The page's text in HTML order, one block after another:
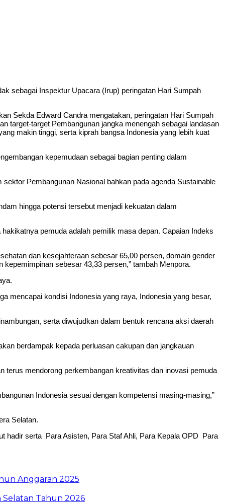
sebagai Inspektur Upacara (Irup) peringatan Hari Sumpah
Sekda Edward Candra mengatakan, peringatan Hari Sumpah
target-target Pembangunan jangka menengah sebagai landasan
makin tinggi, serta kiprah bangsa Indonesia yang lebih kuat
kepemudaan sebagai bagian penting dalam
Pembangunan Nasional bahkan pada agenda Sustainable
hingga potensi tersebut menjadi kekuatan dalam
pemuda adalah pemilik masa depan. Capaian Indeks
dan kesejahteraan sebesar 65,00 persen, domain gender
sebesar 43,33 persen,” tambah Menpora.
mencapai kondisi Indonesia yang raya, Indonesia yang besar,
serta diwujudkan dalam bentuk rencana aksi daerah
berdampak kepada perluasan cakupan dan jangkauan
mendorong perkembangan kreativitas dan inovasi pemuda
Indonesia sesuai dengan kompetensi masing-masing,”
Selatan.
hadir serta Para Asisten, Para Staf Ahli, Para Kepala OPD Para
Anggaran 2025
Selatan Tahun 2026